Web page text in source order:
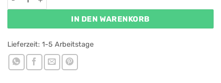
IN DEN WARENKORB
Lieferzeit: 1-5 Arbeitstage